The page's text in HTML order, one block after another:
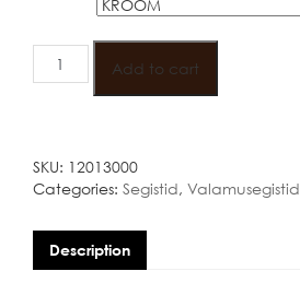
AXOR
STARCK
ORGANIC
Add to cart
SKU: 12013000
Categories: Segistid, Valamusegistid
Description